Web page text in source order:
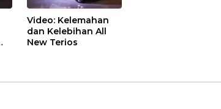
Video: Kelemahan
dan Kelebihan All
New Terios